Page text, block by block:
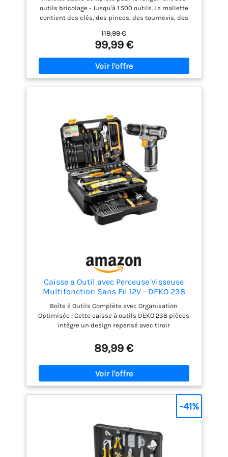
Aluminium, Kit Outils Bricolage pour
Hobby et Travaux Domestiques
outils bricolage - Jusqu'à 1 500 outils. La mallette
contient des clés, des pinces, des tournevis, des
des clés à douille et bien d'autres outils. Qualité
supérieure - Le caisse a outils est fabriqué en
aluminium robuste, qui offre une excellente
protection contre les dommages mécaniques. Tous
les outils se distinguent par leur qualité de
fabrication, leur robustesse et leurs matériaux
besoins des bricoleurs débutants et des
professionnels expérimentés. Qu'il s'agisse de
petites réparations dans la maison, de travaux
d'atelier ou de tâches professionnelles, cette
trousse à outils s'adaptera à toutes les situations.
Outils et accessoires essentiels à portée de main -
boite à outils est portable et peut donc être utilisée
partout. Grâce à sa construction robuste et à sa
poignée ergonomique, il peut être transporté
confortablement partout où vous travaillez, que ce
soit à la maison, dans le garage, dans l'atelier ou
sur le chantier. Caisse à outils sur roulettes - La
119,99 €
99,99 €
Caisse a Outil avec Perceuse Visseuse
Multifonction Sans Fil 12V - DEKO 238
Pièces Malette Outils complete, Boîte à
Outils avec Perceuse pour Réparation,
Entretien, Autillage Mecanique Auto
Boîte à Outils Complète avec Organisation
Optimisée : Cette caisse à outils DEKO 238 pièces
intègre un design repensé avec tiroir
malette à outils robuste et durable, disponible
dans une gamme de couleurs contient tournevis,
douilles, clés et divers accessoires techniques. Son
structure en plastique renforcé garantit une
protection maximale pour tous vos projets de
bricolage. Perceuse Visseuse Sans Fil Haute
Performance : La visseuse dévisseuse sans fil 12V
charge rapide par USB-C (1.5h). Avec son couple max
de 12N.m et sa vitesse variable jusqu'à 800 tr/min,
elle perce visse efficacement bois/métal. Idéal pour
l'assemblage ou la réparation de meubles.
89,99 €
-41%